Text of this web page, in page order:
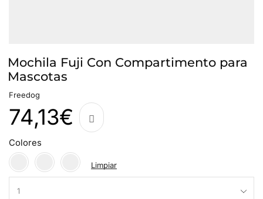
Mochila Fuji Con Compartimento para
Mascotas
Freedog
74,13€
Colores
Limpiar